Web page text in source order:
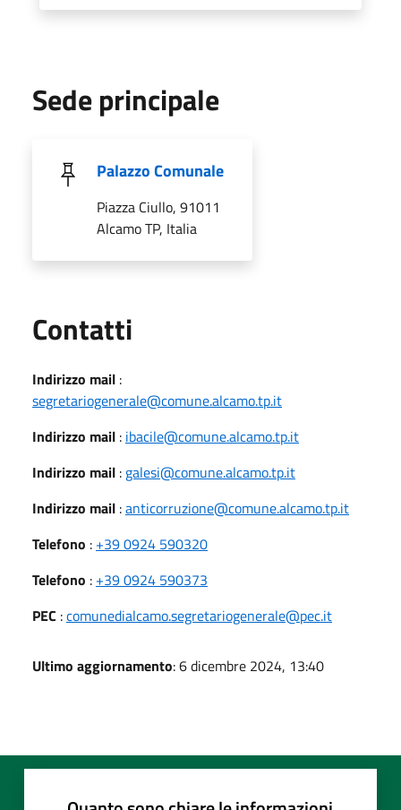
Sede principale
Palazzo Comunale
Piazza Ciullo, 91011
Alcamo TP, Italia
Contatti
Indirizzo mail :
segretariogenerale@comune.alcamo.tp.it
Indirizzo mail : ibacile@comune.alcamo.tp.it
Indirizzo mail : galesi@comune.alcamo.tp.it
Indirizzo mail :anticorruzione@comune.alcamo.tp.it
Telefono : +39 0924 590320
Telefono : +39 0924 590373
PEC :comunedialcamo.segretariogenerale@pec.it
Ultimo aggiornamento: 6 dicembre 2024, 13:40